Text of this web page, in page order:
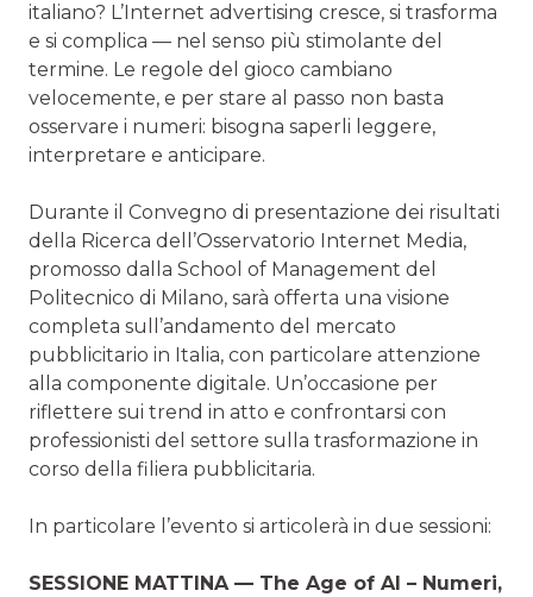
italiano? L’Internet advertising cresce, si trasforma
e si complica — nel senso più stimolante del
termine. Le regole del gioco cambiano
velocemente, e per stare al passo non basta
osservare i numeri: bisogna saperli leggere,
interpretare e anticipare.
Durante il Convegno di presentazione dei risultati
della Ricerca dell’Osservatorio Internet Media,
promosso dalla School of Management del
Politecnico di Milano, sarà offerta una visione
completa sull’andamento del mercato
pubblicitario in Italia, con particolare attenzione
alla componente digitale. Un’occasione per
riflettere sui trend in atto e confrontarsi con
professionisti del settore sulla trasformazione in
corso della filiera pubblicitaria.
In particolare l’evento si articolerà in due sessioni:
SESSIONE MATTINA — The Age of AI – Numeri,